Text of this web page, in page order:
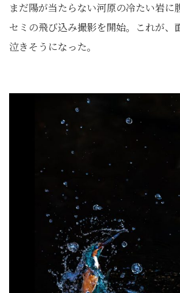
まだ陽が当たらない河原の冷たい岩に
セミの飛び込み撮影を開始。これが、
泣きそうになった。